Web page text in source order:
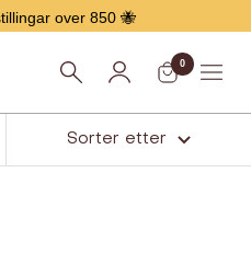
over 850 🐝
Meny
0
Sorter etter